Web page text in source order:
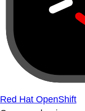
Red Hat OpenShift